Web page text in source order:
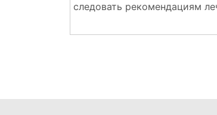
следовать рекомендациям